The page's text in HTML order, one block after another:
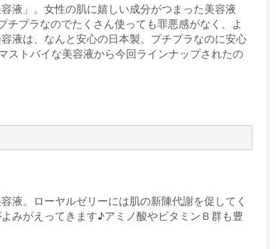
液」。女性の肌に嬉しい成分がつまった美容液
プラなのでたくさん使っても罪悪感がなく、よ
液は、なんと安心の日本製。プチプラなのに安心
ストバイな美容液から今回ラインナップされたの
液。ローヤルゼリーには肌の新陳代謝を促してく
みがえってきます♪アミノ酸やビタミンＢ群も豊